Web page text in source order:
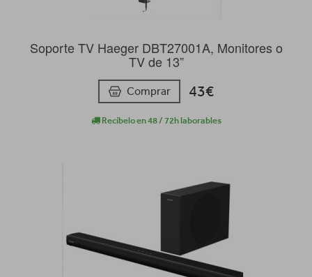
Soporte TV Haeger DBT27001A, Monitores o
TV de 13”
Comprar 43€
Recíbelo en 48 / 72h laborables